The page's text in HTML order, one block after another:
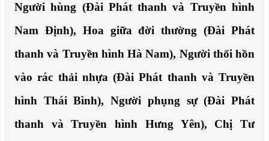
Người hùng (Đài Phát thanh và Truyền hình
Nam Định), Hoa giữa đời thường (Đài Phát
thanh và Truyền hình Hà Nam), Người thổi hồn
vào rác thải nhựa (Đài Phát thanh và Truyền
hình Thái Bình), Người phụng sự (Đài Phát
thanh và Truyền hình Hưng Yên), Chị Tư